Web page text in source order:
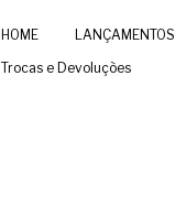
HOME LANÇAMENTOS
Trocas e Devoluções